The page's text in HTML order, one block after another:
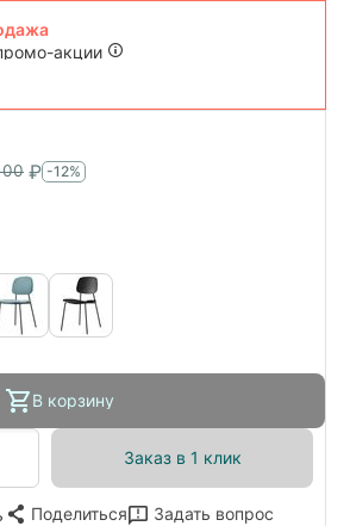
акции
00 ₽ -12%
В корзину
Заказ в 1 клик
Поделиться Задать вопрос